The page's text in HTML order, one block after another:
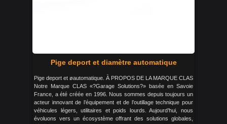
Pige deport et diamètre automatique
Pige deport et øautomatique. À PROPOS DE LA MARQUE CLAS
Notre Marque CLAS «?Garage Solutions?» basée en Savoie
France, a été créée en 1996. Nous sommes depuis toujours un
acteur innovant de l’équipement et de l’outillage technique pour
véhicules légers, utilitaires et poids lourds. Aujourd’hui, nous
évoluons vers un écosystème offrant des solutions globales,